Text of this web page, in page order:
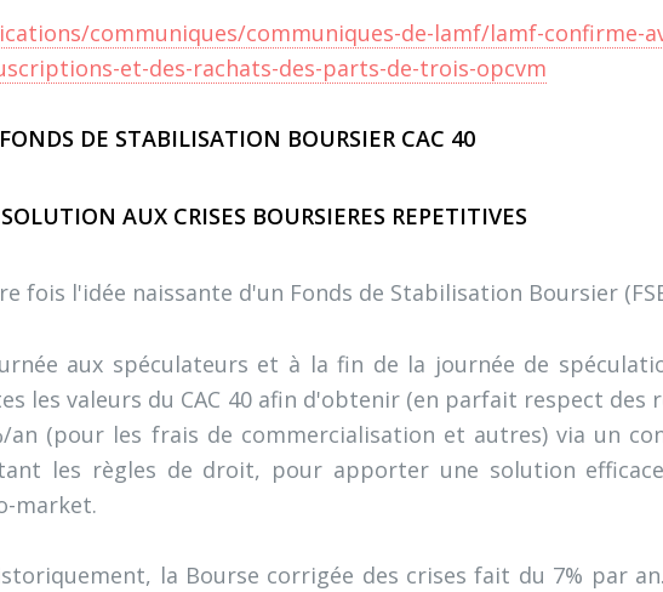
communiques/communiques-de-lamf/lamf-confirme-
et-des-rachats-des-parts-de-trois-opcvm
FONDS DE STABILISATION BOURSIER CAC 40
AUX CRISES BOURSIERES REPETITIVES
fois l'idée naissante d'un Fonds de Stabilisation Boursier
aux spéculateurs et à la fin de la journée de
les valeurs du CAC 40 afin d'obtenir (en parfait respect des
(pour les frais de commercialisation et autres) via un
les règles de droit, pour apporter une solution
market.
la Bourse corrigée des crises fait du 7% par